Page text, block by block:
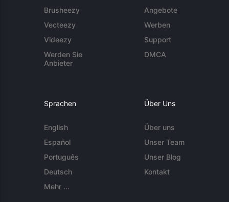
Brusheezy
Vecteezy
Videezy
Werden Sie
Anbieter
Angebote
Werben
Support
DMCA
Sprachen
English
Español
Português
Deutsch
Mehr ...
Über Uns
Über uns
Unser Team
Unser Blog
Kontakt